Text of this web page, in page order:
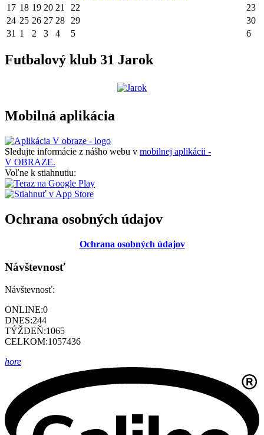
17 18 19 20 21 22
23
24 25 26 27 28 29
30
31 1 2 3 4 5 6
Futbalový klub 31 Jarok
Mobilná aplikácia
Sledujte informácie z nášho webu v mobilnej aplikácii -
V OBRAZE.
Voľne k stiahnutiu:
Ochrana osobných údajov
Ochrana osobných údajov
Návštevnosť
Návštevnosť:
ONLINE:0
DNES:244
TÝŽDEŇ:1065
CELKOM:1057436
hore